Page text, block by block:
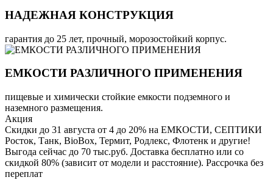
НАДЕЖНАЯ КОНСТРУКЦИЯ
гарантия до 25 лет, прочный, морозостойкий корпус.
ЕМКОСТИ РАЗЛИЧНОГО ПРИМЕНЕНИЯ
пищевые и химически стойкие емкости подземного и
наземного размещения.
Акция
Скидки до 31 августа от 4 до 20% на ЕМКОСТИ, СЕПТИКИ
Росток, Танк, BioBox, Термит, Родлекс, Флотенк и другие!
Выгода сейчас до 70 тыс.руб. Доставка бесплатно или со
скидкой 80% (зависит от модели и расстояние). Рассрочка без
переплат